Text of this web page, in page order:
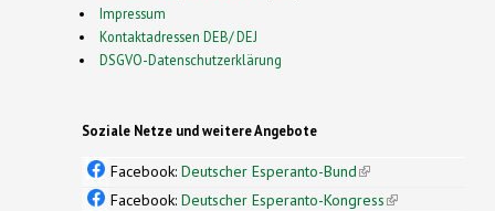
Impressum
Kontaktadressen DEB/ DEJ
DSGVO-Datenschutzerklärung
Soziale Netze und weitere Angebote
Facebook: Deutscher Esperanto-Bund(link is
external)
Facebook: Deutscher Esperanto-Kongress(link is